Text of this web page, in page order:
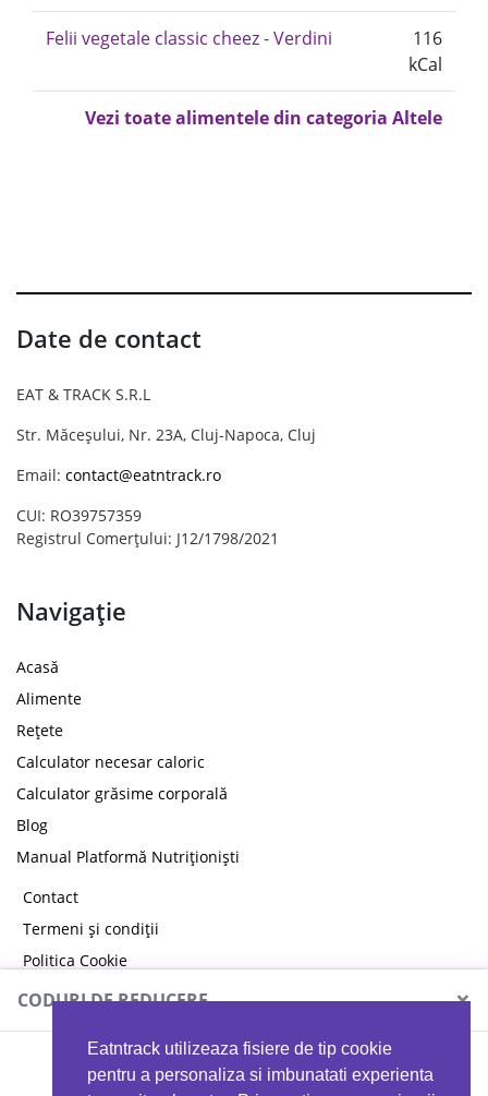
Eatntrack utilizeaza fisiere de tip cookie
pentru a personaliza si imbunatati experienta
Felii vegetale classic cheez - Verdini
116
kCal
Vezi toate alimentele din categoria Altele
Date de contact
EAT & TRACK S.R.L
Str. Măceșului, Nr. 23A, Cluj-Napoca, Cluj
Email: contact@eatntrack.ro
CUI: RO39757359
Registrul Comerțului: J12/1798/2021
Navigație
Acasă
Alimente
Rețete
Calculator necesar caloric
Calculator grăsime corporală
Blog
Manual Platformă Nutriționiști
Contact
Termeni și condiții
Politica Cookie
Politica de confidențialitate
CODURI DE REDUCERE ×
MYPROTEIN